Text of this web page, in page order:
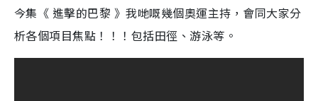
今集《 進擊的巴黎 》我哋嘅幾個奧運主持，會同大家分
析各個項目焦點！！！包括田徑、游泳等。